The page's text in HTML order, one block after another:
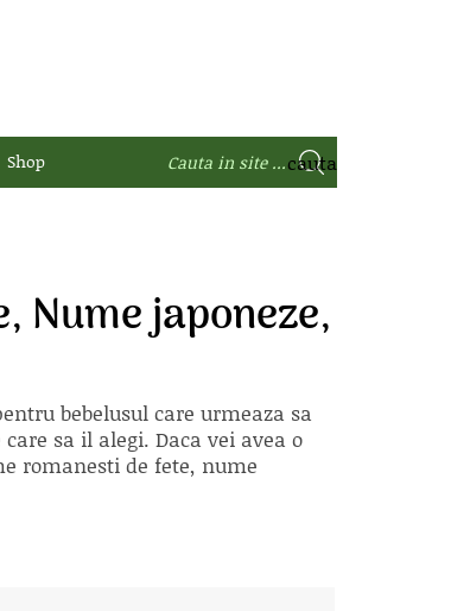
Shop
Nume japoneze,
bebelusul care urmeaza sa
sa il alegi. Daca vei avea o
romanesti de fete, nume